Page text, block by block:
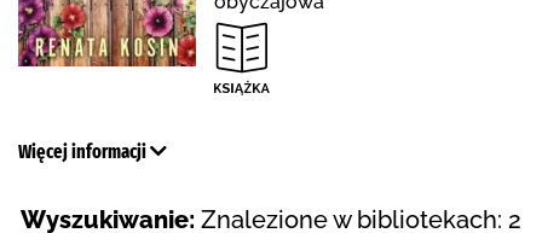
Więcej informacji
Wyszukiwanie: Znalezione w bibliotekach: 2